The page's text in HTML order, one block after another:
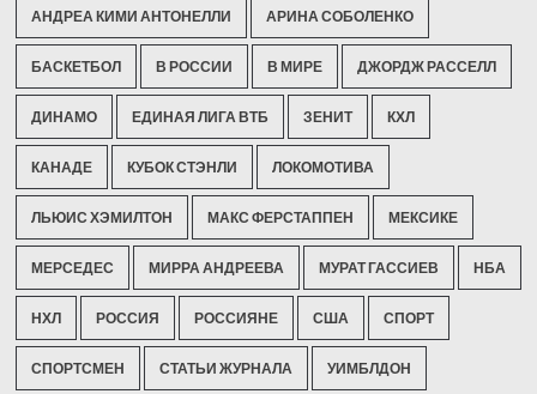
АНДРЕА КИМИ АНТОНЕЛЛИ АРИНА СОБОЛЕНКО
БАСКЕТБОЛ В РОССИИ В МИРЕ ДЖОРДЖ РАССЕЛЛ
ДИНАМО ЕДИНАЯ ЛИГА ВТБ ЗЕНИТ КХЛ
КАНАДЕ КУБОК СТЭНЛИ ЛОКОМОТИВА
ЛЬЮИС ХЭМИЛТОН МАКС ФЕРСТАППЕН МЕКСИКЕ
МЕРСЕДЕС МИРРА АНДРЕЕВА МУРАТ ГАССИЕВ НБА
НХЛ РОССИЯ РОССИЯНЕ США СПОРТ
СПОРТСМЕН СТАТЬИ ЖУРНАЛА УИМБЛДОН